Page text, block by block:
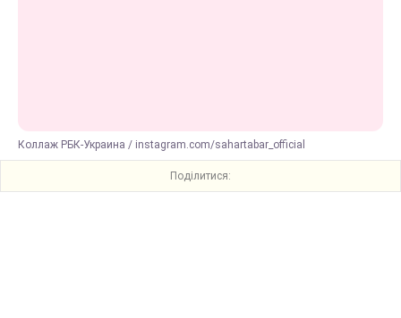
Коллаж РБК-Украина / instagram.com/sahartabar_official
Поділитися: